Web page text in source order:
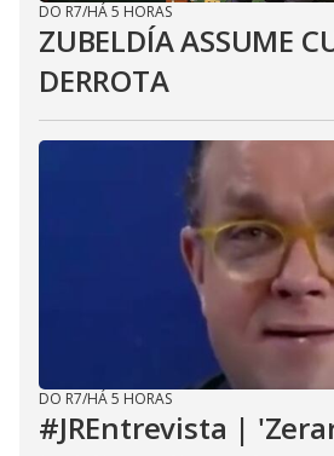
DO R7/HÁ 5 HORAS
ZUBELDÍA ASSUME
DERROTA
DO R7/HÁ 5 HORAS
#JREntrevista |